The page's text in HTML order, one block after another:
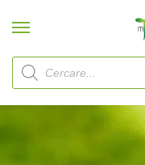
Keimgrün Offerta set di germogli